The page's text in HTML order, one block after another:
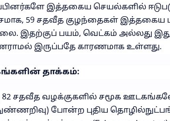
இத்தகைய செயல்களில்
59 சதவீத குழந்தைகள் இத்தகைய
இதற்குப் பயம், வெட்கம் அல்லது
இருப்பதே காரணமாக உள்ளது.
தாக்கம்:
சதவீத வழக்குகளில் சமூக
போன்ற புதிய